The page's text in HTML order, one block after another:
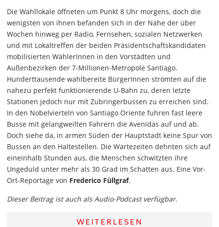
Die Wahllokale öffneten um Punkt 8 Uhr morgens, doch die
wenigsten von ihnen befanden sich in der Nähe der über
Wochen hinweg per Radio, Fernsehen, sozialen Netzwerken
und mit Lokaltreffen der beiden Präsidentschaftskandidaten
mobilisierten WählerInnen in den Vorstädten und
Außenbezirken der 7-Millionen-Metropole Santiago.
Hunderttausende wahlbereite BürgerInnen strömten auf die
nahezu perfekt funktionierende U-Bahn zu, deren letzte
Stationen jedoch nur mit Zubringerbussen zu erreichen sind.
In den Nobelvierteln von Santiago Oriente fuhren fast leere
Busse mit gelangweilten Fahrern die Avenidas auf und ab.
Doch siehe da, in armen Süden der Hauptstadt keine Spur von
Bussen an den Haltestellen. Die Wartezeiten dehnten sich auf
eineinhalb Stunden aus, die Menschen schwitzten ihre
Ungeduld unter mehr als 30 Grad im Schatten aus. Eine Vor-
Ort-Reportage von Frederico Füllgraf.
Dieser Beitrag ist auch als Audio-Podcast verfügbar.
WEITERLESEN